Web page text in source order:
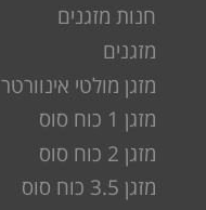
חנות מזגנים
מזגנים
מזגן מולטי אינוורטר
מזגן 1 כוח סוס
מזגן 2 כוח סוס
מזגן 3.5 כוח סוס